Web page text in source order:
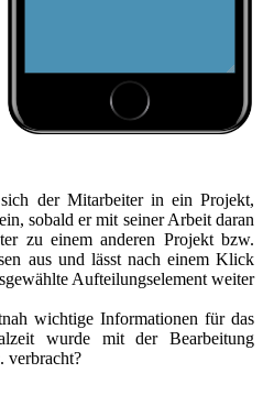
der Mitarbeiter in ein Projekt,
sobald er mit seiner Arbeit daran
zu einem anderen Projekt bzw.
aus und lässt nach einem Klick
Aufteilungselement weiter
wichtige Informationen für das
wurde mit der Bearbeitung
verbracht?